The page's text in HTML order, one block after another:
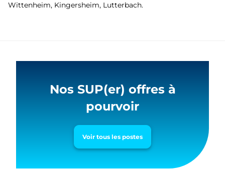
Wittenheim, Kingersheim, Lutterbach.
Nos SUP(er) offres à
pourvoir
Voir tous les postes